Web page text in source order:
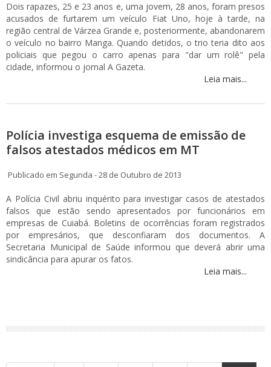
Dois rapazes, 25 e 23 anos e, uma jovem, 28 anos, foram presos
acusados de furtarem um veículo Fiat Uno, hoje à tarde, na
região central de Várzea Grande e, posteriormente, abandonarem
o veículo no bairro Manga. Quando detidos, o trio teria dito aos
policiais que pegou o carro apenas para "dar um rolê" pela
cidade, informou o jornal A Gazeta.
Leia mais...
Polícia investiga esquema de emissão de
falsos atestados médicos em MT
Publicado em Segunda - 28 de Outubro de 2013
A Polícia Civil abriu inquérito para investigar casos de atestados
falsos que estão sendo apresentados por funcionários em
empresas de Cuiabá. Boletins de ocorrências foram registrados
por empresários, que desconfiaram dos documentos. A
Secretaria Municipal de Saúde informou que deverá abrir uma
sindicância para apurar os fatos.
Leia mais...